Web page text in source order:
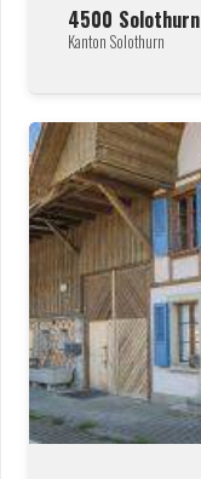
4500 Solothurn
Kanton Solothurn